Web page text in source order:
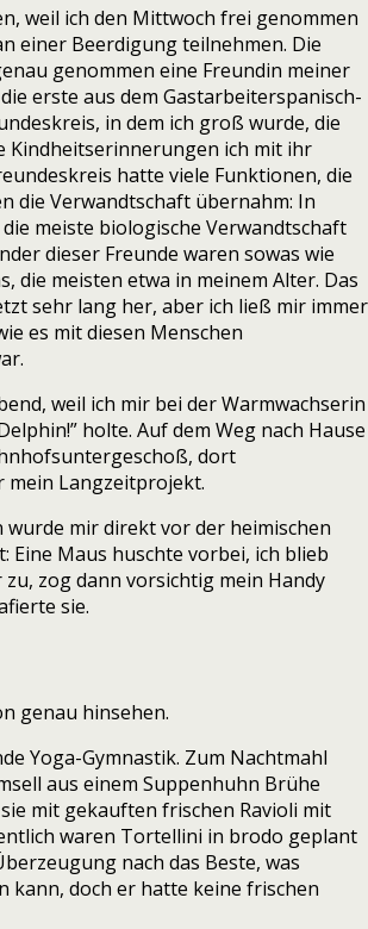
weil ich den Mittwoch frei genommen
einer Beerdigung teilnehmen. Die
genommen eine Freundin meiner
erste aus dem Gastarbeiterspanisch-
in dem ich groß wurde, die
Kindheitserinnerungen ich mit ihr
hatte viele Funktionen, die
die Verwandtschaft übernahm: In
meiste biologische Verwandtschaft
dieser Freunde waren sowas wie
die meisten etwa in meinem Alter. Das
sehr lang her, aber ich ließ mir immer
es mit diesen Menschen
weil ich mir bei der Warmwachserin
holte. Auf dem Weg nach Hause
dort
Langzeitprojekt.
wurde mir direkt vor der heimischen
Eine Maus huschte vorbei, ich blieb
zog dann vorsichtig mein Handy
sie.
genau hinsehen.
Yoga-Gymnastik. Zum Nachtmahl
aus einem Suppenhuhn Brühe
mit gekauften frischen Ravioli mit
waren Tortellini in brodo geplant
nach das Beste, was
kann, doch er hatte keine frischen